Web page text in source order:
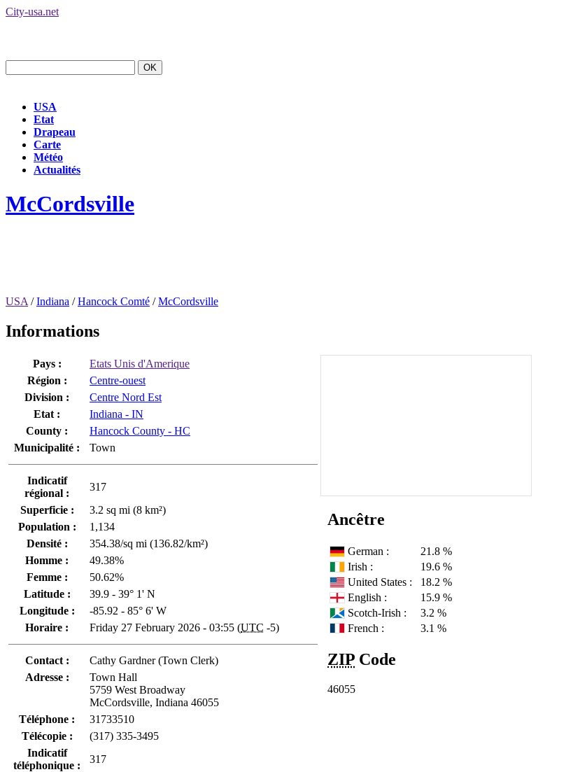
City-usa.net
USA
Etat
Drapeau
Carte
Météo
Actualités
McCordsville
USA /Indiana /Hancock Comté /McCordsville
Informations
Pays :
Etats Unis d'Amerique
Région :
Centre-ouest
Division :
Centre Nord Est
Etat :
Indiana - IN
County :
Hancock County - HC
Municipalité :
Town
Indicatif
régional :
317
Superficie :
3.2 sq mi (8 km²)
Population :
1,134
Densité :
354.38/sq mi (136.82/km²)
Homme :
49.38%
Femme :
50.62%
Latitude :
39.9 - 39° 1' N
Longitude :
-85.92 - 85° 6' W
Horaire :
Friday 27 February 2026 - 03:55 (UTC -5)
Contact :
Cathy Gardner (Town Clerk)
Adresse :
Town Hall
5759 West Broadway
McCordsville, Indiana 46055
Téléphone :
31733510
Télécopie :
(317) 335-3495
Indicatif
téléphonique :
317
Ancêtre
German :
21.8 %
Irish :
19.6 %
United States :
18.2 %
English :
15.9 %
Scotch-Irish :
3.2 %
French :
3.1 %
ZIP Code
46055